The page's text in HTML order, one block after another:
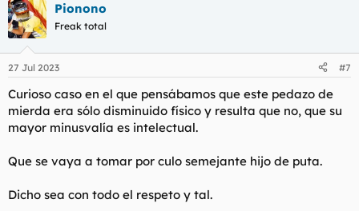
c
c
i
e
:
Pionono
Freak total
27 Jul 2023 #7
Curioso caso en el que pensábamos que este pedazo de
mierda era sólo disminuido físico y resulta que no, que su
mayor minusvalía es intelectual.
Que se vaya a tomar por culo semejante hijo de puta.
Dicho sea con todo el respeto y tal.